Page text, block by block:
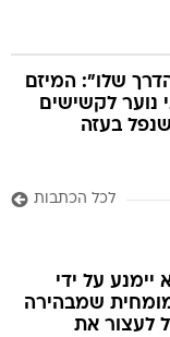
שלו": המיזם
נוער לקשישים
בעזה
לכל הכתבות
על ידי
שמבהירה
לעצור את